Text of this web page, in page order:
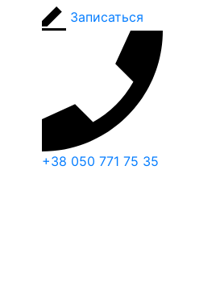
Записаться
+38 050 771 75 35